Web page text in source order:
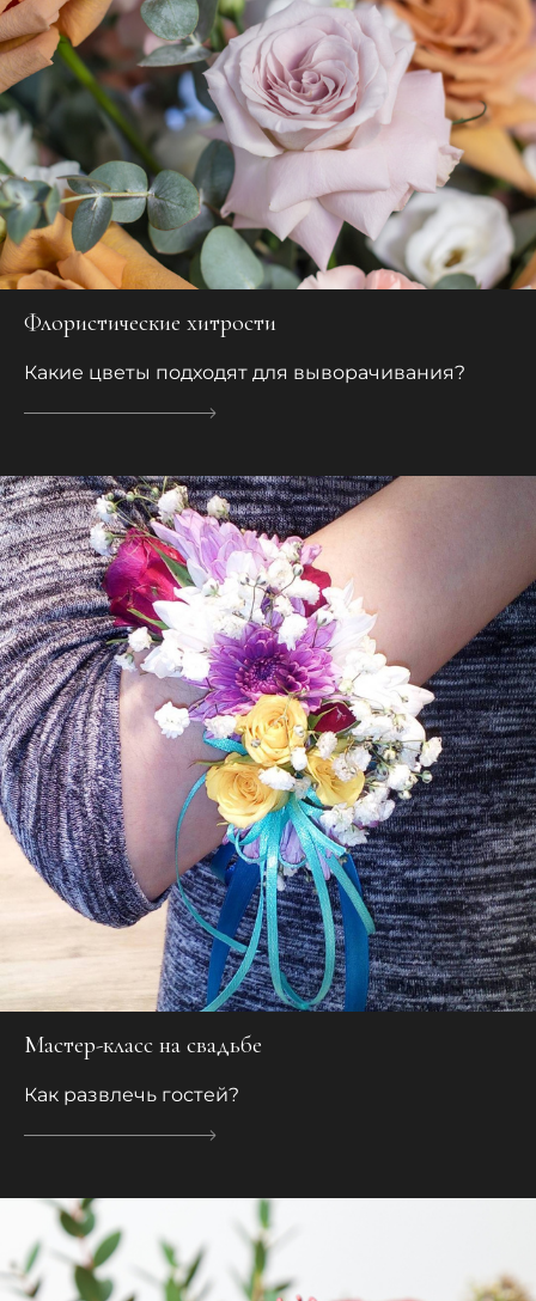
Флористические хитрости
Какие цветы подходят для выворачивания?
Мастер-класс на свадьбе
Как развлечь гостей?